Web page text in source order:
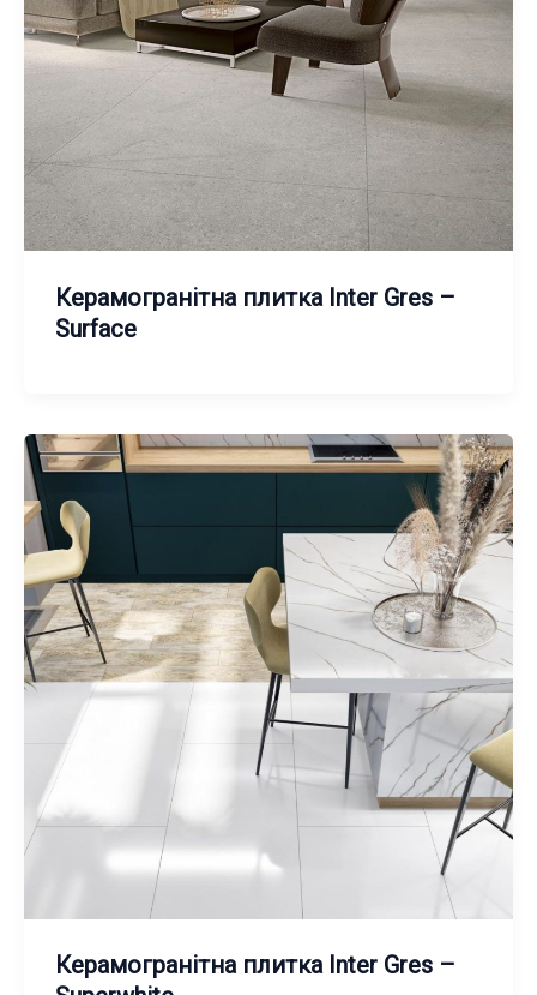
Керамогранітна плитка Inter Gres –
Surface
Керамогранітна плитка Inter Gres –